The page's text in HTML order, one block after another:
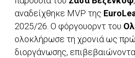
αναδείχθηκε MVP της
2025/26. Ο φόργουορντ του
ολοκλήρωσε τη χρονιά ως
διοργάνωσης,